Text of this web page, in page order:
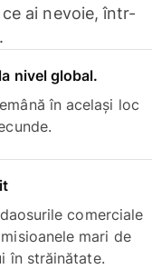
ai nevoie, într-
nivel global.
în același loc
comerciale
mari de
în străinătate.